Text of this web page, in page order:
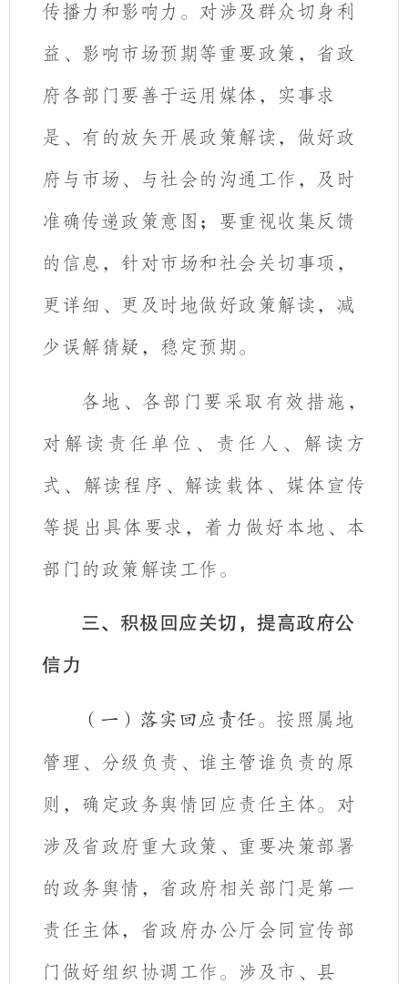
传播力和影响力。对涉及群众切身利
益、影响市场预期等重要政策，省政
府各部门要善于运用媒体，实事求
是、有的放矢开展政策解读，做好政
府与市场、与社会的沟通工作，及时
准确传递政策意图；要重视收集反馈
的信息，针对市场和社会关切事项，
更详细、更及时地做好政策解读，减
少误解猜疑，稳定预期。
各地、各部门要采取有效措施，
对解读责任单位、责任人、解读方
式、解读程序、解读载体、媒体宣传
等提出具体要求，着力做好本地、本
部门的政策解读工作。
三、积极回应关切，提高政府公
信力
（一）落实回应责任。 按照属地
管理、分级负责、谁主管谁负责的原
则 ，确定政务舆情回应责任主体。对
涉及省政府重大政策、重要决策部署
的政务舆情，省政府相关部门是第一
责任主体，省政府办公厅会同宣传部
门做好组织协调工作。涉及市、县